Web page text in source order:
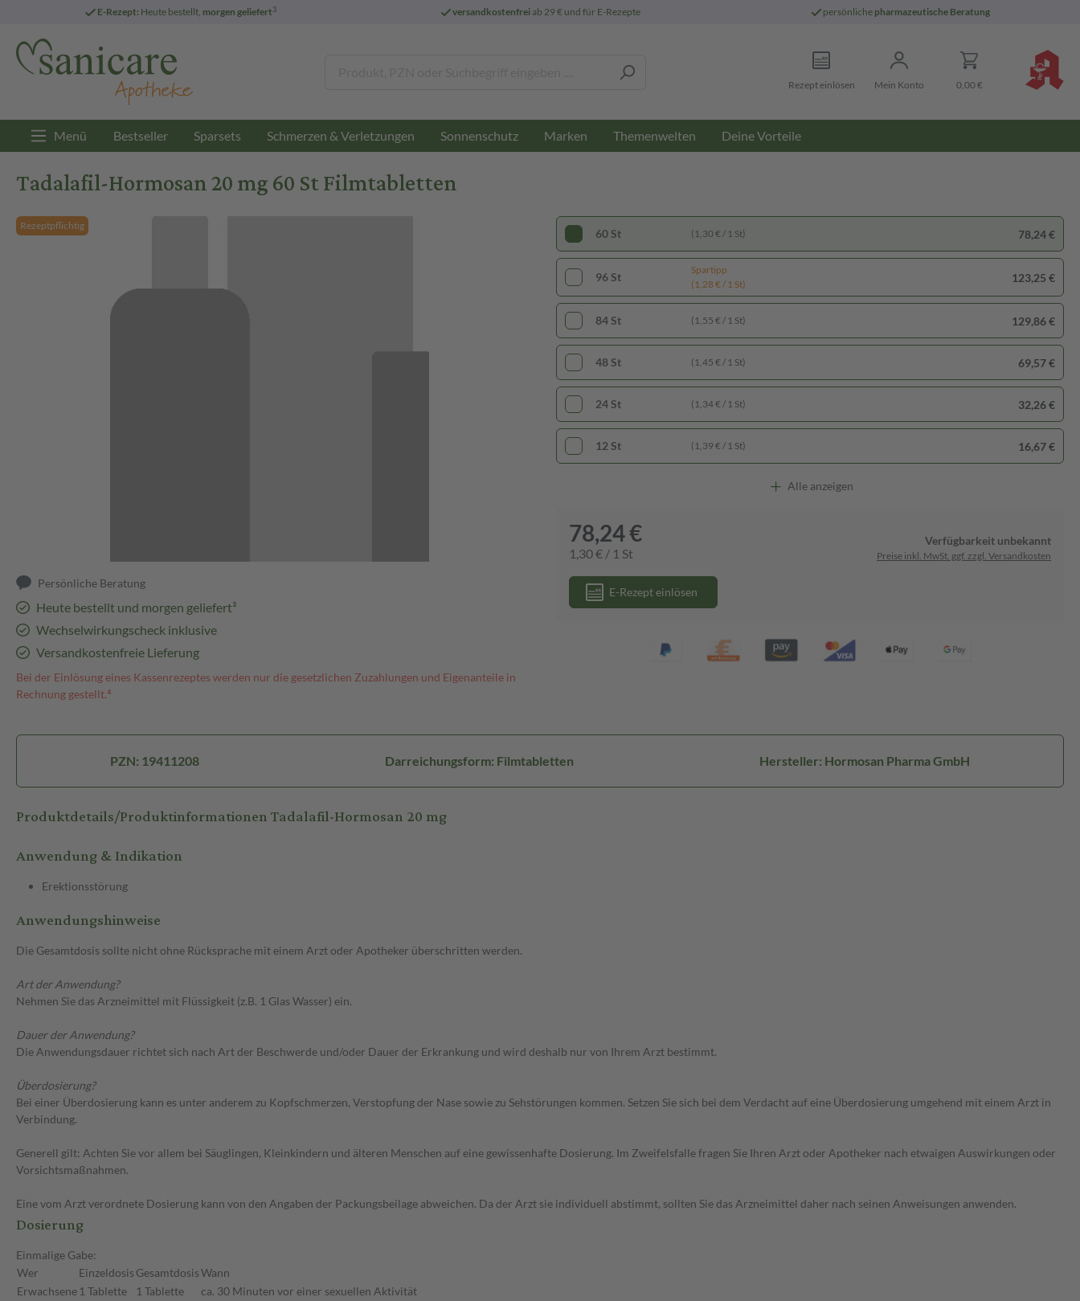
E-Rezept: Heute bestellt, morgen geliefert3 versandkostenfreiab 29 € und für E-Rezepte persönliche pharmazeutische Beratung
Rezept einlösen Mein Konto 0,00 €
Menü Bestseller Sparsets Schmerzen & Verletzungen Sonnenschutz Marken Themenwelten Deine Vorteile
Tadalafil-Hormosan 20 mg 60 St Filmtabletten
Rezeptpflichtig
Persönliche Beratung
Heute bestellt und morgen geliefert³
Wechselwirkungscheck inklusive
Versandkostenfreie Lieferung
Bei der Einlösung eines Kassenrezeptes werden nur die gesetzlichen Zuzahlungen und Eigenanteile in
Rechnung gestellt.⁴
96 St
Spartipp
(1,28 € / 1 St)
123,25 €
84 St (1,55 € / 1 St) 129,86 €
60 St (1,30 € / 1 St) 78,24 €
48 St (1,45 € / 1 St) 69,57 €
24 St (1,34 € / 1 St) 32,26 €
12 St (1,39 € / 1 St) 16,67 €
Alle anzeigen
78,24 €
1,30 € / 1 St
Verfügbarkeit unbekannt
Preise inkl. MwSt. ggf. zzgl. Versandkosten
E-Rezept einlösen
PZN: 19411208 Darreichungsform: Filmtabletten Hersteller: Hormosan Pharma GmbH
Produktdetails/Produktinformationen Tadalafil-Hormosan 20 mg
Anwendung & Indikation
Erektionsstörung
Anwendungshinweise
Die Gesamtdosis sollte nicht ohne Rücksprache mit einem Arzt oder Apotheker überschritten werden.
Art der Anwendung?
Nehmen Sie das Arzneimittel mit Flüssigkeit (z.B. 1 Glas Wasser) ein.
Dauer der Anwendung?
Die Anwendungsdauer richtet sich nach Art der Beschwerde und/oder Dauer der Erkrankung und wird deshalb nur von Ihrem Arzt bestimmt.
Überdosierung?
Bei einer Überdosierung kann es unter anderem zu Kopfschmerzen, Verstopfung der Nase sowie zu Sehstörungen kommen. Setzen Sie sich bei dem Verdacht auf eine Überdosierung umgehend mit einem Arzt in
Verbindung.
Generell gilt: Achten Sie vor allem bei Säuglingen, Kleinkindern und älteren Menschen auf eine gewissenhafte Dosierung. Im Zweifelsfalle fragen Sie Ihren Arzt oder Apotheker nach etwaigen Auswirkungen oder
Vorsichtsmaßnahmen.
Eine vom Arzt verordnete Dosierung kann von den Angaben der Packungsbeilage abweichen. Da der Arzt sie individuell abstimmt, sollten Sie das Arzneimittel daher nach seinen Anweisungen anwenden.
Dosierung
Einmalige Gabe:
Wer
Einzeldosis GesamtdosisWann
Erwachsene 1 Tablette 1 Tablette
ca. 30 Minuten vor einer sexuellen Aktivität